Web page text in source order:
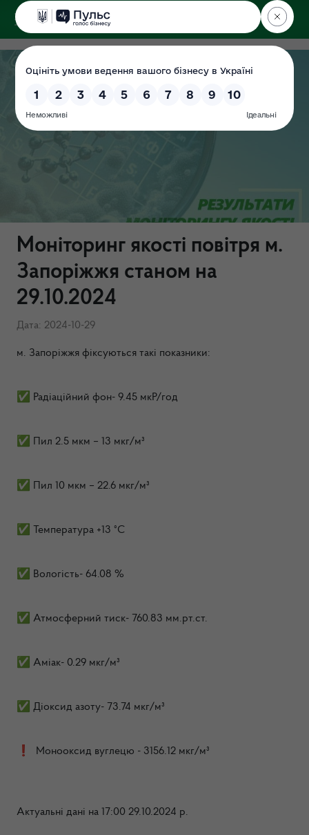
ДЕРЖЕКОІНСПЕКЦІЯ
Моніторинг якості повітря м.
Запоріжжя станом на
29.10.2024
Дата: 2024-10-29
м. Запоріжжя фіксуються такі показники:
✅ Радіаційний фон- 9.45 мкР/год
✅ Пил 2.5 мкм – 13 мкг/м³
✅ Пил 10 мкм – 22.6 мкг/м³
✅ Температура +13 °C
✅ Вологість- 64.08 %
✅ Атмосферний тиск- 760.83 мм.рт.ст.
✅ Аміак- 0.29 мкг/м³
✅ Діоксид азоту- 73.74 мкг/м³
❗️ Монооксид вуглецю - 3156.12 мкг/м³
Актуальні дані на 17:00 29.10.2024 р.